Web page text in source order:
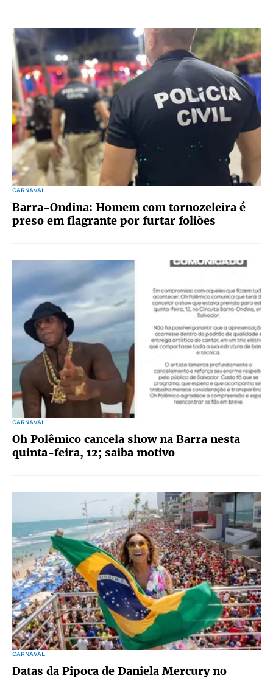
CARNAVAL
Barra-Ondina: Homem com tornozeleira é
preso em flagrante por furtar foliões
CARNAVAL
Oh Polêmico cancela show na Barra nesta
quinta-feira, 12; saiba motivo
CARNAVAL
Datas da Pipoca de Daniela Mercury no